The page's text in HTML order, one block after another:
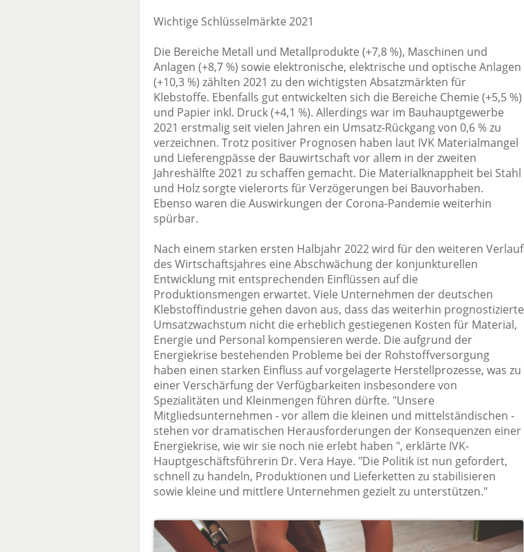
Wichtige Schlüsselmärkte 2021
Die Bereiche Metall und Metallprodukte (+7,8 %), Maschinen und
Anlagen (+8,7 %) sowie elektronische, elektrische und optische Anlagen
(+10,3 %) zählten 2021 zu den wichtigsten Absatzmärkten für
Klebstoffe. Ebenfalls gut entwickelten sich die Bereiche Chemie (+5,5 %)
und Papier inkl. Druck (+4,1 %). Allerdings war im Bauhauptgewerbe
2021 erstmalig seit vielen Jahren ein Umsatz-Rückgang von 0,6 % zu
verzeichnen. Trotz positiver Prognosen haben laut IVK Materialmangel
und Lieferengpässe der Bauwirtschaft vor allem in der zweiten
Jahreshälfte 2021 zu schaffen gemacht. Die Materialknappheit bei Stahl
und Holz sorgte vielerorts für Verzögerungen bei Bauvorhaben.
Ebenso waren die Auswirkungen der Corona-Pandemie weiterhin
spürbar.
Nach einem starken ersten Halbjahr 2022 wird für den weiteren Verlauf
des Wirtschaftsjahres eine Abschwächung der konjunkturellen
Entwicklung mit entsprechenden Einflüssen auf die
Produktionsmengen erwartet. Viele Unternehmen der deutschen
Klebstoffindustrie gehen davon aus, dass das weiterhin prognostizierte
Umsatzwachstum nicht die erheblich gestiegenen Kosten für Material,
Energie und Personal kompensieren werde. Die aufgrund der
Energiekrise bestehenden Probleme bei der Rohstoffversorgung
haben einen starken Einfluss auf vorgelagerte Herstellprozesse, was zu
einer Verschärfung der Verfügbarkeiten insbesondere von
Spezialitäten und Kleinmengen führen dürfte. "Unsere
Mitgliedsunternehmen - vor allem die kleinen und mittelständischen -
stehen vor dramatischen Herausforderungen der Konsequenzen einer
Energiekrise, wie wir sie noch nie erlebt haben ", erklärte IVK-
Hauptgeschäftsführerin Dr. Vera Haye. "Die Politik ist nun gefordert,
schnell zu handeln, Produktionen und Lieferketten zu stabilisieren
sowie kleine und mittlere Unternehmen gezielt zu unterstützen."